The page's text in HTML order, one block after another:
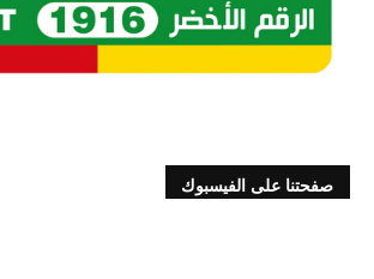
صفحتنا على الفيسبوك